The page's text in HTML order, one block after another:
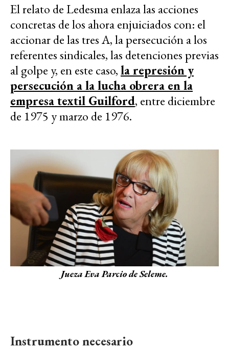
El relato de Ledesma enlaza las acciones
concretas de los ahora enjuiciados con: el
accionar de las tres A, la persecución a los
referentes sindicales, las detenciones previas
al golpe y, en este caso,la represión y
persecución a la lucha obrera en la
empresa textil Guilford, entre diciembre
de 1975 y marzo de 1976.
Jueza Eva Parcio de Seleme.
Instrumento necesario